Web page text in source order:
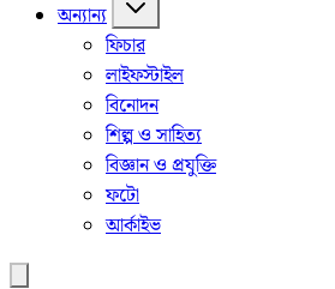
অন্যান্য
ফিচার
লাইফস্টাইল
বিনোদন
শিল্প ও সাহিত্য
বিজ্ঞান ও প্রযুক্তি
ফটো
আর্কাইভ